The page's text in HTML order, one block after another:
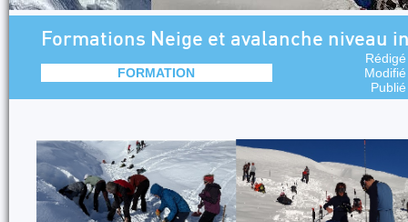
Formations Neige et avalanche niveau
FORMATION